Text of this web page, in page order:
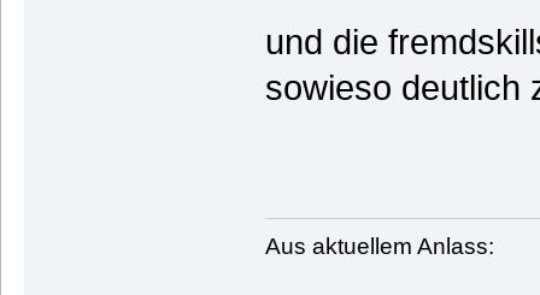
und die
sowieso deutlich
Aus aktuellem Anlass: